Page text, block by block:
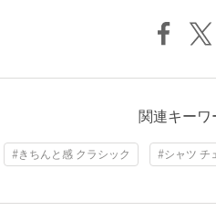
“年齢を重ねても大切にしたい日常
全ての服には歴史と物語があり、
に纏うものがつくられてゆきます
精悍 / 品 / 質 / 真摯 をポリシーに
【注意事項】
関連キーワ
#きちんと感 クラシック #シャツ チ